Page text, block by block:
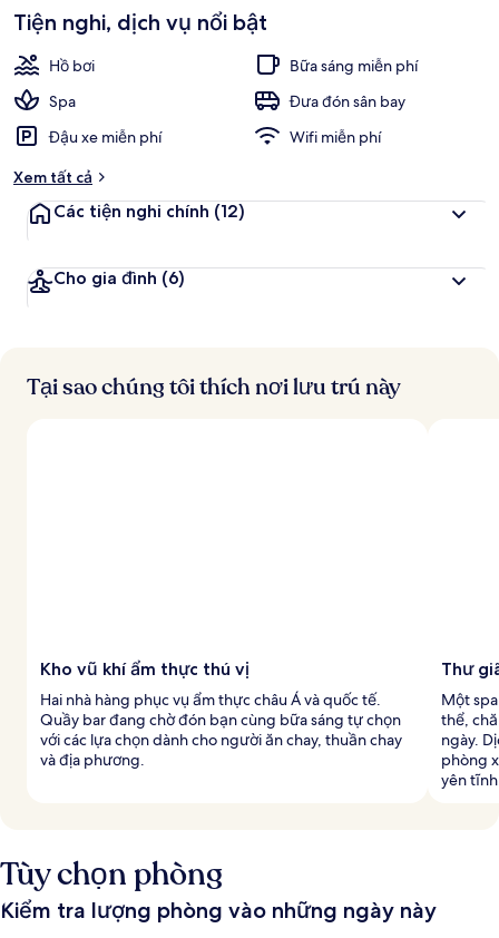
khách
yêu
thích
k
h
á
c
n
o
Tiện nghi, dịch vụ nổi bật
Hồ bơi
Bữa sáng miễn phí
Spa
Đưa đón sân bay
Đậu xe miễn phí
Wifi miễn phí
Xem tất cả
Các tiện nghi chính (12)
Cho gia đình (6)
Tại sao chúng tôi thích nơi lưu trú này
Kho vũ khí ẩm thực thú vị
Hai nhà hàng phục vụ ẩm thực châu Á và quốc tế.
Quầy bar đang chờ đón bạn cùng bữa sáng tự chọn
với các lựa chọn dành cho người ăn chay, thuần chay
và địa phương.
Thư
Một
thể,
ngày.
phòng
yên
Tùy chọn phòng
Kiểm tra lượng phòng vào những ngày này